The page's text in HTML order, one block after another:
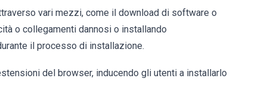
vari mezzi, come il download di software o
o collegamenti dannosi o installando
il processo di installazione.
del browser, inducendo gli utenti a installarlo